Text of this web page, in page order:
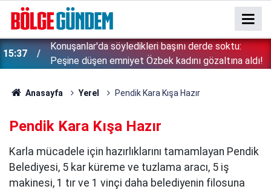
15:37
Konuşanlar'da söyledikleri başını derde soktu:
Peşine düşen emniyet Özbek kadını gözaltına aldı!
Anasayfa Yerel Pendik Kara Kışa Hazır
Pendik Kara Kışa Hazır
Karla mücadele için hazırlıklarını tamamlayan Pendik
Belediyesi, 5 kar küreme ve tuzlama aracı, 5 iş
makinesi, 1 tır ve 1 vinçi daha belediyenin filosuna